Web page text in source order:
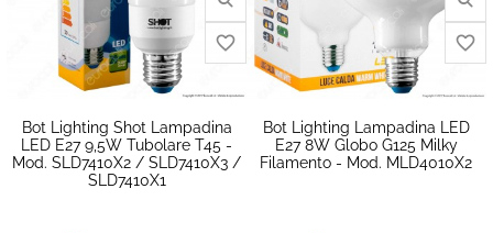
Bot Lighting Shot Lampadina
LED E27 9,5W Tubolare T45 -
Mod. SLD7410X2 / SLD7410X3 /
SLD7410X1
Bot Lighting Lampadina LED
E27 8W Globo G125 Milky
Filamento - Mod. MLD4010X2